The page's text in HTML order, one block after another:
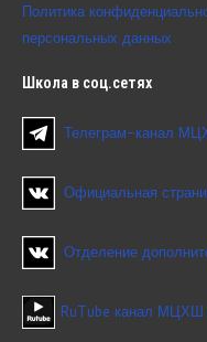
Политика
персональных данных
Школа в соц.сетях
Телеграм-канал
Официальная
Отделение
RuTube канал